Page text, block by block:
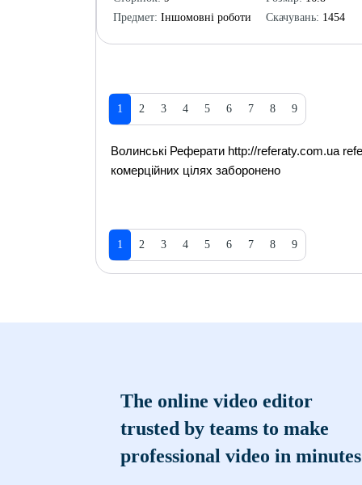
Предмет: Іншомовні роботи
Скачувань: 1454
1 2 3 4 5 6 7 8 9
Волинські Реферати http://referaty.com.ua
комерційних цілях заборонено
1 2 3 4 5 6 7 8 9
The online video editor
trusted by teams to make
professional video in minutes